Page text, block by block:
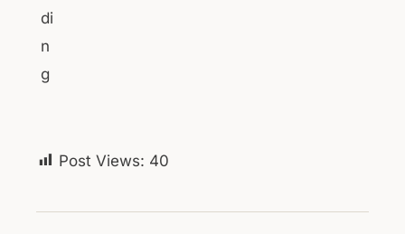
Post Views: 40